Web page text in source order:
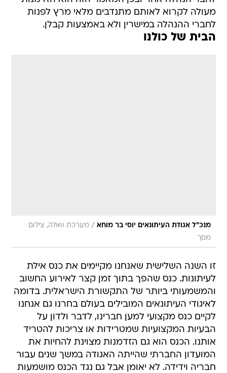
מעולה לקרוא לאותם מתנדבים מלאי מרץ לפנות
לחברי ההנהלה במישרין ולא באמצעות קבלן.
הבית של כולנו
מנכ"ל אגודת העיתונאים יוסי בר מוחא / מערכת וואלה, צילום
מסך
זו השנה השלישית שאנחנו מקיימים את כנס אילת
לעיתונות. כנס שהפך בתוך זמן קצר לאירוע החשוב
והמשמעותי ביותר של התקשורת הישראלית. בדומה
לאיגודי העיתונאים המובילים בעולם בחרנו גם אנחנו
לקיים כנס מקצועי למען חברינו, לדבר ולדון על
הבעיות המקצועיות שמטרידות או צריכות להטריד
אותנו. הכנס הוא גם הזדמנות מצוינת להחיות את
המועדון החברתי שהייתה האגודה במשך שנים עבור
חבריה וידידה. לא יאומן אבל גם נגד הכנס מושמעות